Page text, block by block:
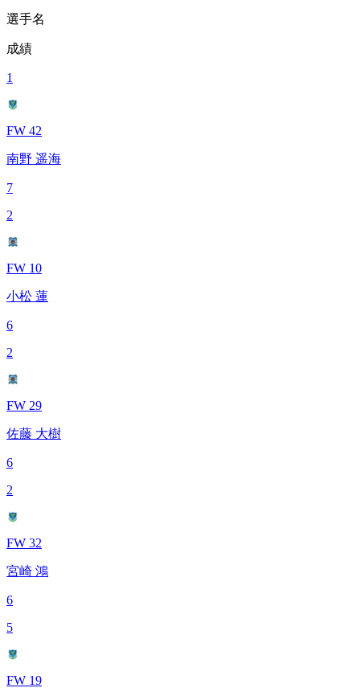
選手名
成績
1
FW 42
南野 遥海
7
2
FW 10
小松 蓮
6
2
FW 29
佐藤 大樹
6
2
FW 32
宮崎 鴻
6
5
FW 19